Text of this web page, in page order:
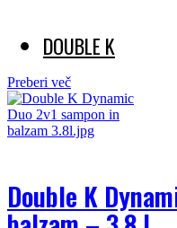
DOUBLE K
Preberi več
Double K